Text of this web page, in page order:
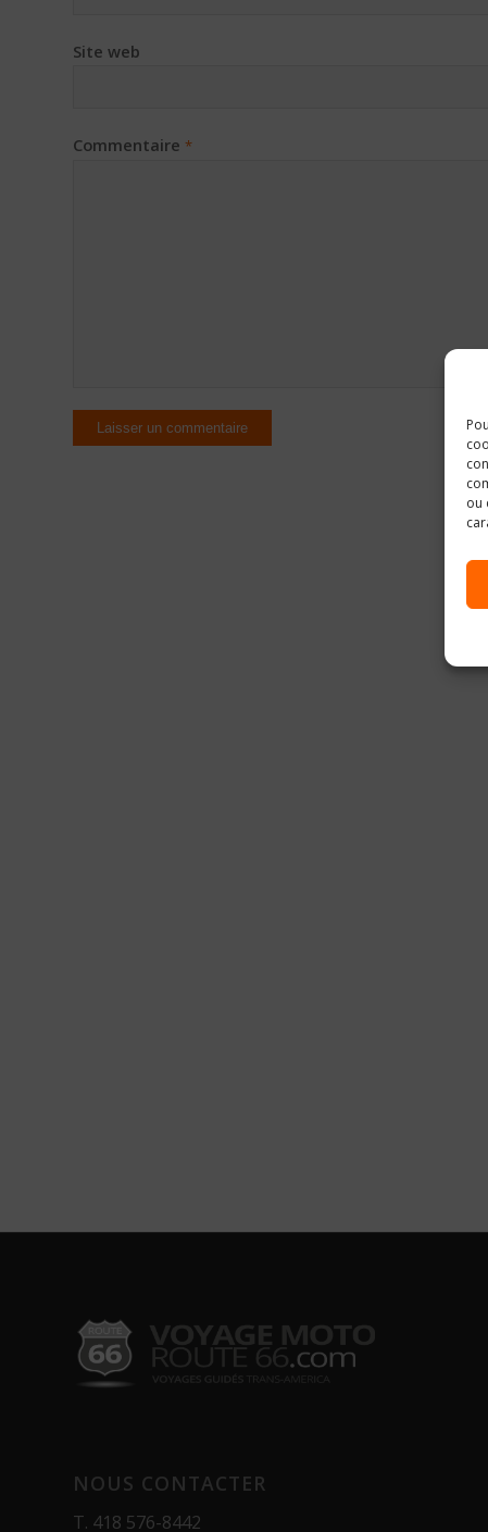
ou
Site web
Commentaire *
NOUS CONTACTER
T. 418 576-8442